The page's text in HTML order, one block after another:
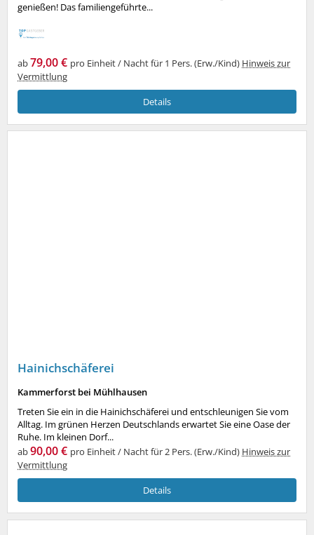
genießen! Das familiengeführte...
ab79,00 € pro Einheit / Nacht für 1 Pers. (Erw./Kind) Hinweis zur
Vermittlung
Details
Hainichschäferei
Kammerforst bei Mühlhausen
Treten Sie ein in die Hainichschäferei und entschleunigen Sie vom
Alltag. Im grünen Herzen Deutschlands erwartet Sie eine Oase der
Ruhe. Im kleinen Dorf...
ab90,00 € pro Einheit / Nacht für 2 Pers. (Erw./Kind) Hinweis zur
Vermittlung
Details